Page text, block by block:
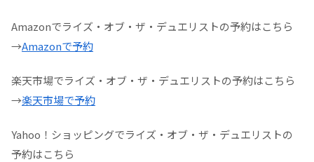
Amazonでライズ・オブ・ザ・デュエリストの予約はこちら
→Amazonで予約
楽天市場でライズ・オブ・ザ・デュエリストの予約はこちら
→楽天市場で予約
Yahoo！ショッピングでライズ・オブ・ザ・デュエリストの
予約はこちら